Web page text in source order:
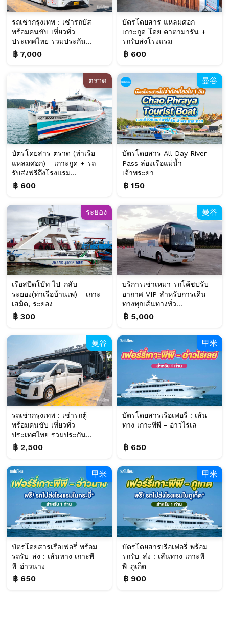
รถเช่ากรุงเทพ : เช่ารถบัส
พร้อมคนขับ เที่ยวทั่ว
ประเทศไทย รวมประกัน...
฿ 7,000
บัตรโดยสาร แหลมศอก -
เกาะกูด โดย คาตามารัน +
รถรับส่งโรงแรม
฿ 600
ตราด
บัตรโดยสาร ตราด (ท่าเรือ
แหลมศอก) - เกาะกูด + รถ
รับส่งฟรีถึงโรงแรม...
฿ 600
曼谷
บัตรโดยสาร All Day River
Pass ล่องเรือแม่น้ำ
เจ้าพระยา
฿ 150
ระยอง
เรือสปีดโบ๊ท ไป-กลับ
ระยอง(ท่าเรือบ้านเพ) - เกาะ
เสม็ด, ระยอง
฿ 300
曼谷
บริการเช่าเหมา รถโค้ชปรับ
อากาศ VIP สำหรับการเดิน
ทางทุกเส้นทางทั่ว...
฿ 5,000
曼谷
รถเช่ากรุงเทพ : เช่ารถตู้
พร้อมคนขับ เที่ยวทั่ว
ประเทศไทย รวมประกัน...
฿ 2,500
甲米
บัตรโดยสารเรือเฟอรี่ : เส้น
ทาง เกาะพีพี - อ่าวไร่เล
฿ 650
甲米
บัตรโดยสารเรือเฟอรี่ พร้อม
รถรับ-ส่ง : เส้นทาง เกาะพี
พี-อ่าวนาง
฿ 650
甲米
บัตรโดยสารเรือเฟอรี่ พร้อม
รถรับ-ส่ง : เส้นทาง เกาะพี
พี-ภูเก็ต
฿ 900